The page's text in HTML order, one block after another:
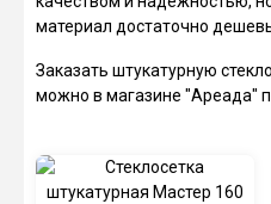
материал достаточно
Заказать штукатурную
можно в магазине "Ареада"